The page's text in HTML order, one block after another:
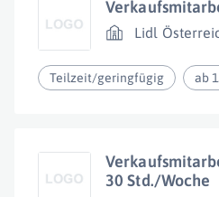
Lidl
Teilzeit/geringfügig ab
30 Std./Woche